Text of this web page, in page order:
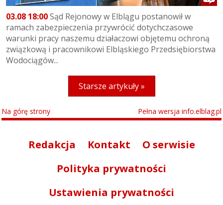
03.08 18:00Sąd Rejonowy w Elblągu postanowił w
ramach zabezpieczenia przywrócić dotychczasowe
warunki pracy naszemu działaczowi objętemu ochroną
związkową i pracownikowi Elbląskiego Przedsiębiorstwa
Wodociągów...
Starsze artykuły »
Na górę strony Pełna wersja info.elblag.pl
Redakcja Kontakt
O serwisie
Polityka prywatności
Ustawienia prywatności